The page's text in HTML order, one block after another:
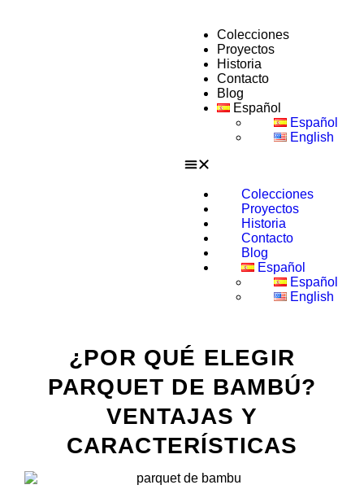
Colecciones
Proyectos
Historia
Contacto
Blog
Español
Español
English
Colecciones
Proyectos
Historia
Contacto
Blog
Español
Español
English
¿POR QUÉ ELEGIR
PARQUET DE BAMBÚ?
VENTAJAS Y
CARACTERÍSTICAS